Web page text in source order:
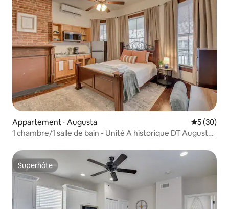
Appartement ⋅ Augusta
5 (30)
1 chambre/1 salle de bain - Unité A historique DT Augusta -
Superhôte
Superhôte